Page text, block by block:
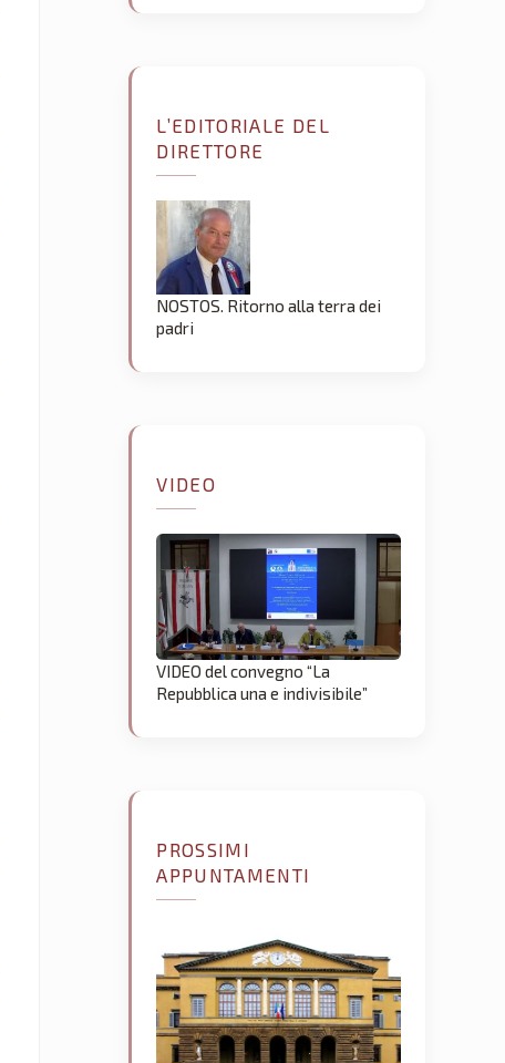
L’EDITORIALE DEL
DIRETTORE
NOSTOS. Ritorno alla terra dei
padri
VIDEO
VIDEO del convegno “La
Repubblica una e indivisibile”
PROSSIMI
APPUNTAMENTI